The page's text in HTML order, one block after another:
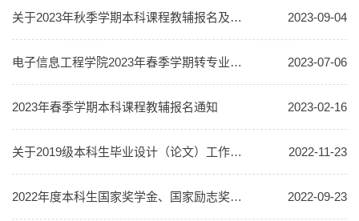
关于2023年秋季学期本科课程教辅报名及提交2023年春季学期教辅考核表的通知 2023-09-04
电子信息工程学院2023年春季学期转专业初审结果公示 2023-07-06
2023年春季学期本科课程教辅报名通知 2023-02-16
关于2019级本科生毕业设计（论文）工作要求和指导教师课题申报、学生选题安排的通知 2022-11-23
2022年度本科生国家奖学金、国家励志奖学金院内评审结果公示 2022-09-23